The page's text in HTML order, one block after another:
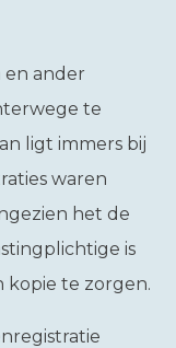
en ander
te
ligt immers bij
waren
het de
is
kopie te zorgen.